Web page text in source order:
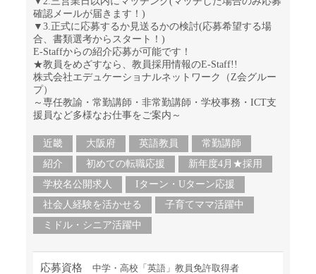
確認メールが届きます！)
▼3.正式に応募するか見送るかの検討(応募希望する場
合、書類選考からスタート！)
E-Staffからの紹介応募が可能です！
★教員をめざすなら、教員採用情報のE-Staff!!
株式会社エデュケーショナルネットワーク（Z会グルー
プ）
～専任教諭・常勤講師・非常勤講師・学校事務・ICT支
援員など多様なお仕事をご案内～
近畿 大阪府 英語教員
常勤講師
紹介
初めての転職応援
新年度4月★採用
学校名公開求人
Iターン・Uターン応援
社会人経験を活かせる
子育てママ活躍中
ミドル・シニア活躍中
応募資格 中学・高校「英語」教員免許取得者